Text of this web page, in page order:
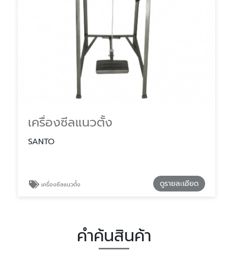
เครื่องซีลแนวตั้ง
SANTO
เครื่องซีลแนวตั้ง ดูรายละเอียด
คำค้นสินค้า